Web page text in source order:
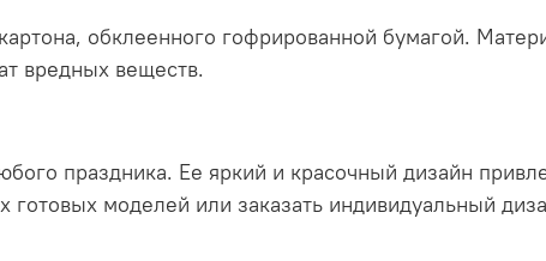
обклеенного гофрированной бумагой.
вредных веществ.
праздника. Ее яркий и красочный дизайн
моделей или заказать индивидуальный